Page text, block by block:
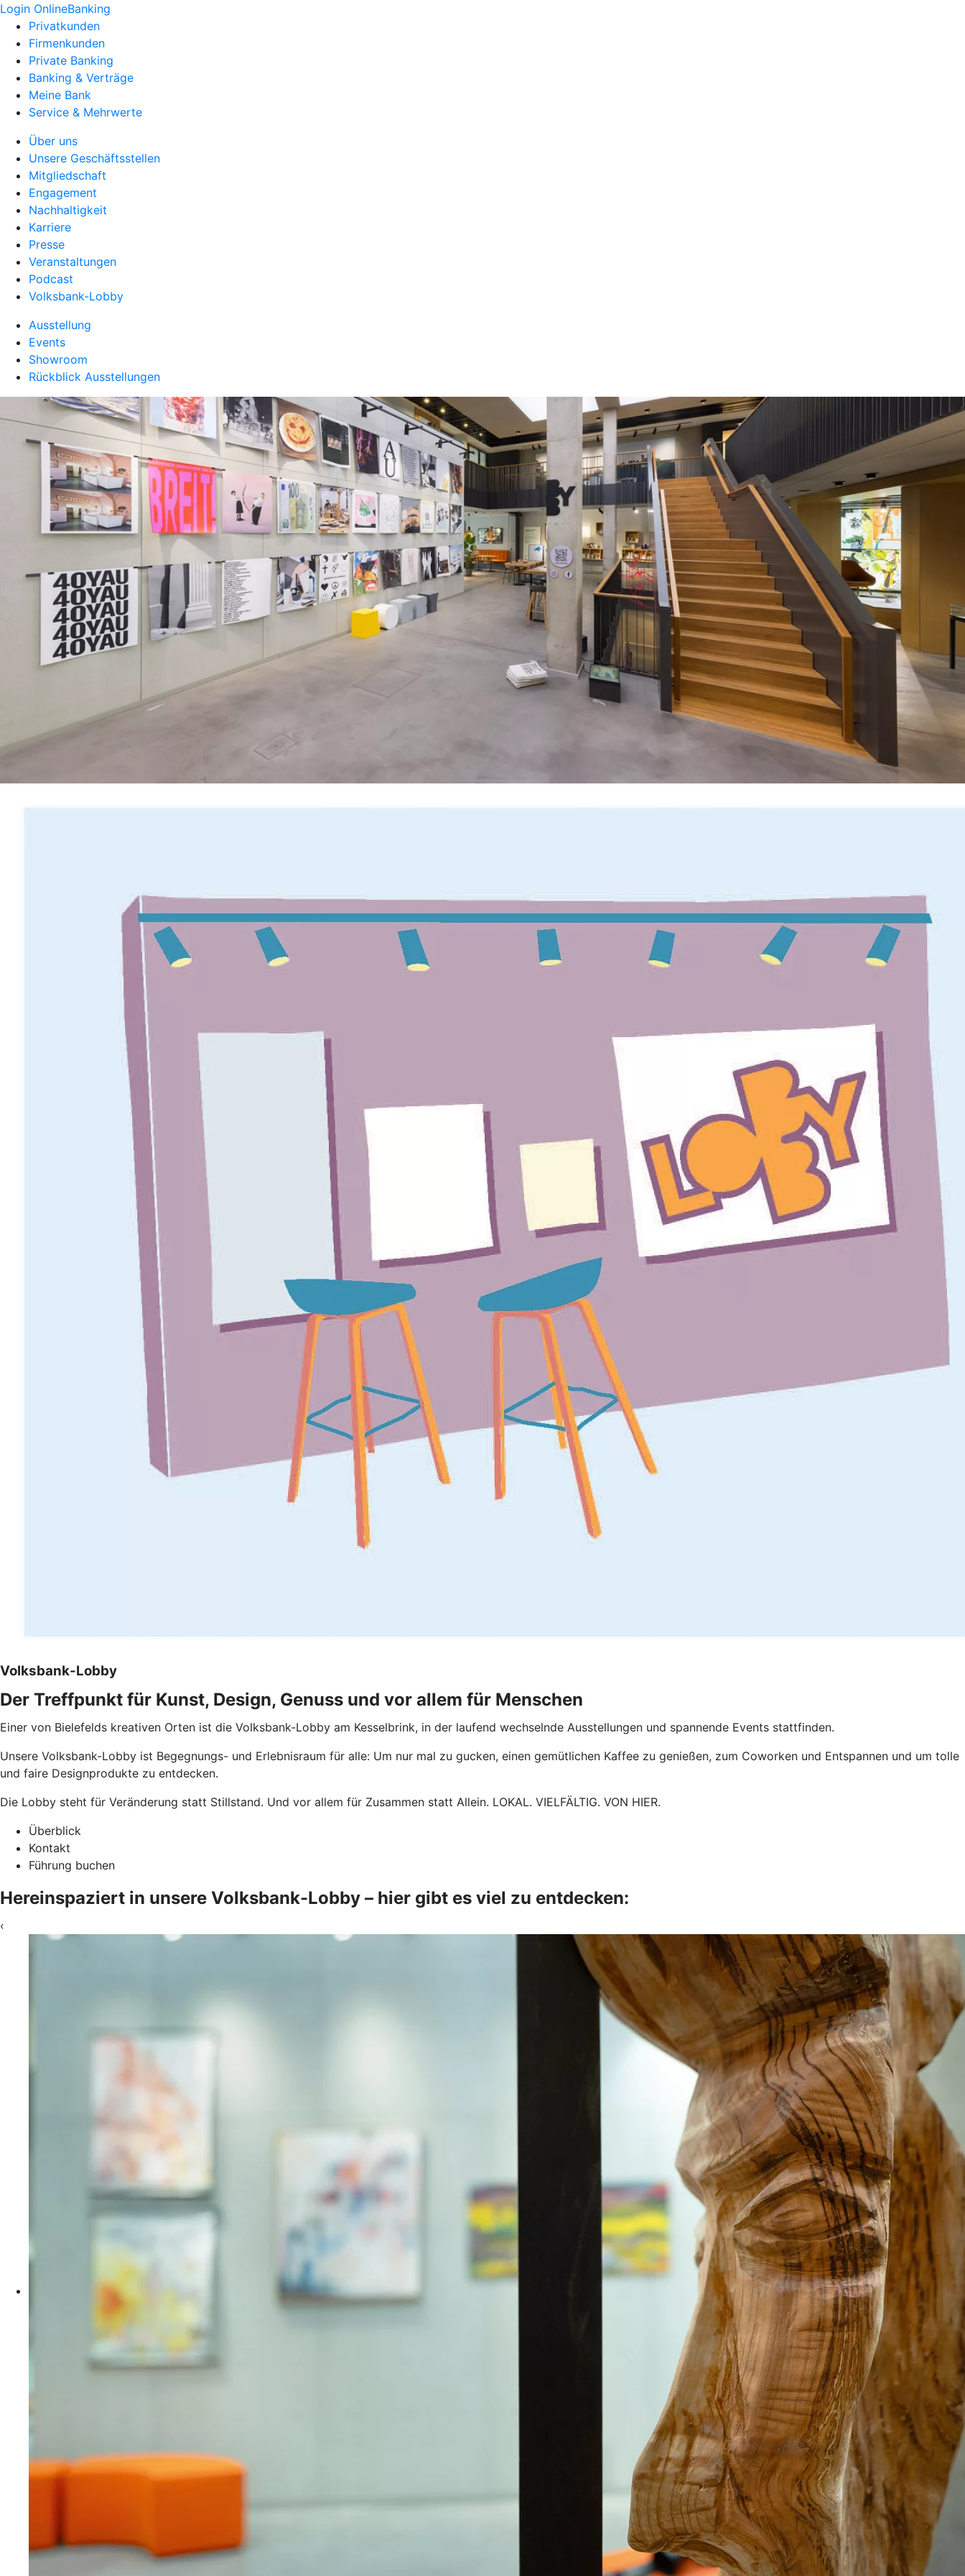
Login OnlineBanking
Privatkunden
Firmenkunden
Private Banking
Banking & Verträge
Meine Bank
Service & Mehrwerte
Über uns
Unsere Geschäftsstellen
Mitgliedschaft
Engagement
Nachhaltigkeit
Karriere
Presse
Veranstaltungen
Podcast
Volksbank-Lobby
Ausstellung
Events
Showroom
Rückblick Ausstellungen
Volksbank-Lobby
Der Treffpunkt für Kunst, Design, Genuss und vor allem für Menschen
Einer von Bielefelds kreativen Orten ist die Volksbank-Lobby am Kesselbrink, in der laufend wechselnde Ausstellungen und spannende Events stattfinden.
Unsere Volksbank-Lobby ist Begegnungs- und Erlebnisraum für alle: Um nur mal zu gucken, einen gemütlichen Kaffee zu genießen, zum Coworken und Entspannen und um tolle
und faire Designprodukte zu entdecken.
Die Lobby steht für Veränderung statt Stillstand. Und vor allem für Zusammen statt Allein. LOKAL. VIELFÄLTIG. VON HIER.
Überblick
Kontakt
Führung buchen
Hereinspaziert in unsere Volksbank-Lobby – hier gibt es viel zu entdecken:
‹